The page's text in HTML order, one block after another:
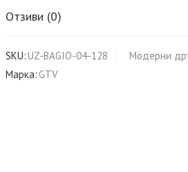
Отзиви (0)
SKU:UZ-BAGIO-04-128 Модерни
Марка:GTV